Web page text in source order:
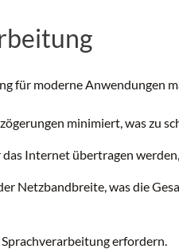
für moderne Anwendungen
minimiert, was zu
Internet übertragen
Netzbandbreite, was die
erfordern.